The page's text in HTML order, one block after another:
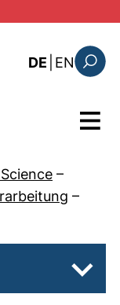
Inhalt
DE EN: this
Menü
–
–